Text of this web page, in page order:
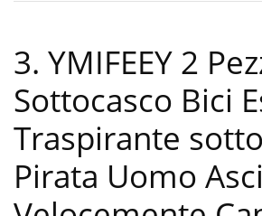
3. YMIFEEY 2
Sottocasco Bici
Traspirante
Pirata Uomo